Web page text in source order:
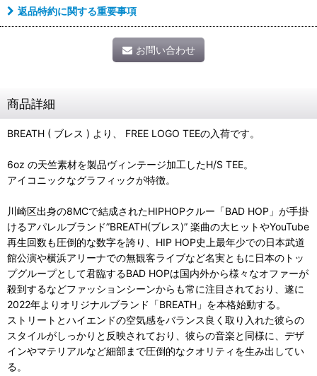
返品特約に関する重要事項
お問い合わせ
商品詳細
BREATH ( ブレス ) より、 FREE LOGO TEEの入荷です。
6oz の天竺素材を製品ヴィンテージ加工したH/S TEE。
アイコニックなグラフィックが特徴。
川崎区出身の8MCで結成されたHIPHOPクルー「BAD HOP」が手掛
けるアパレルブランド”BREATH(ブレス)” 楽曲の大ヒットやYouTube
再生回数も圧倒的な数字を誇り、HIP HOP史上最年少での日本武道
館公演や横浜アリーナでの無観客ライブなど名実ともに日本のトッ
プグループとして君臨するBAD HOPは国内外から様々なオファーが
殺到するなどファッションシーンからも常に注目されており、遂に
2022年よりオリジナルブランド「BREATH」を本格始動する。
ストリートとハイエンドの空気感をバランス良く取り入れた彼らの
スタイルがしっかりと反映されており、彼らの音楽と同様に、デザ
インやマテリアルなど細部まで圧倒的なクオリティを生み出してい
る。